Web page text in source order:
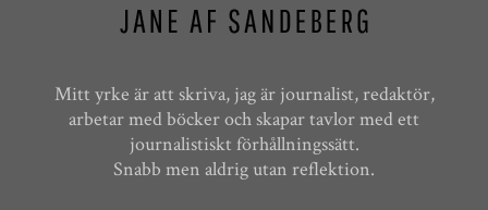
Mitt yrke är att skriva, jag är journalist, redaktör,
arbetar med böcker och skapar tavlor med ett
journalistiskt förhållningssätt.
Snabb men aldrig utan reflektion.